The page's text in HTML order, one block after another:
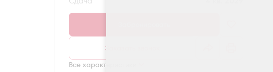
Заказать звонок
Все характеристики